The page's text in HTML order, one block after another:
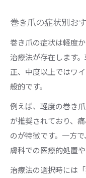
巻き爪の痛
保険適用や自
巻き爪治
巻き爪治療
巻き爪治
巻き爪治
短期間で巻き
巻き爪を
巻き爪改
巻き爪の症状別お
巻き爪の症状は軽度
治療法が存在します
正、中度以上ではワ
般的です。
例えば、軽度の巻き
が推奨されており、
のが特徴です。一方
膚科での医療的処置
治療法の選択時には